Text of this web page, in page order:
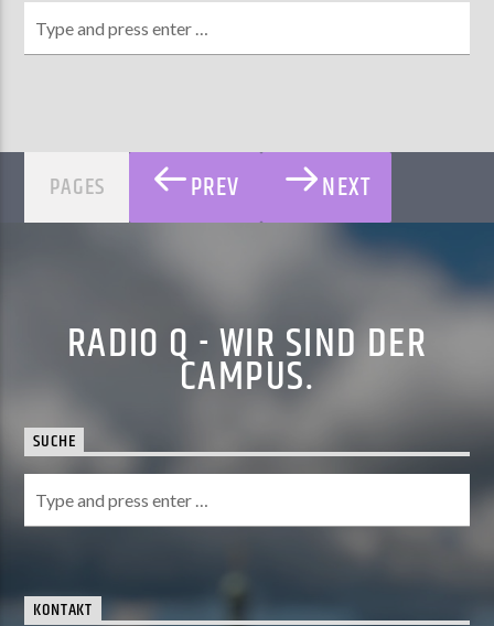
PAGES PREV NEXT
RADIO Q - WIR SIND DER
CAMPUS.
SUCHE
KONTAKT